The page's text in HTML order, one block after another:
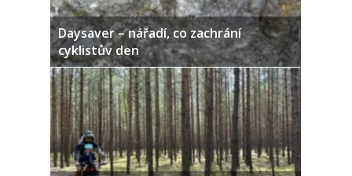
Daysaver – nářadí, co zachrání
cyklistův den